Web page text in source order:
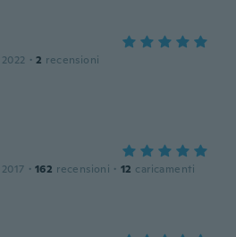
· 2 recensioni
· 162 recensioni · 12 caricamenti